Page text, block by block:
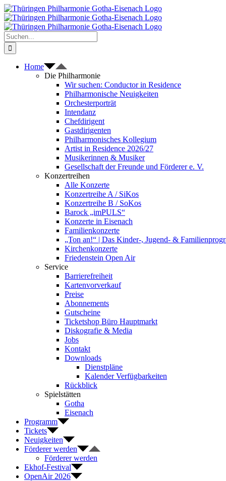
Zum
Inhalt
springen
Suche
nach:
Home
Die Philharmonie
Wir suchen: Conductor in Residence
Philharmonische Neuigkeiten
Orchesterporträt
Intendanz
Chefdirigent
Gastdirigenten
Philharmonisches Kollegium
Artist in Residence 2026/27
Musikerinnen & Musiker
Gesellschaft der Freunde und Förderer e. V.
Konzertreihen
Alle Konzerte
Konzertreihe A / SiKos
Konzertreihe B / SoKos
Barock „imPULS“
Konzerte in Eisenach
Familienkonzerte
„Ton an!“ | Das Kinder-, Jugend- &
Kirchenkonzerte
Friedenstein Open Air
Service
Barrierefreiheit
Kartenvorverkauf
Preise
Abonnements
Gutscheine
Ticketshop Büro Hauptmarkt
Diskografie & Media
Jobs
Kontakt
Downloads
Dienstpläne
Kalender Verfügbarkeiten
Rückblick
Spielstätten
Gotha
Eisenach
Programm
Tickets
Neuigkeiten
Förderer werden
Förderer werden
Ekhof-Festival
OpenAir 2026